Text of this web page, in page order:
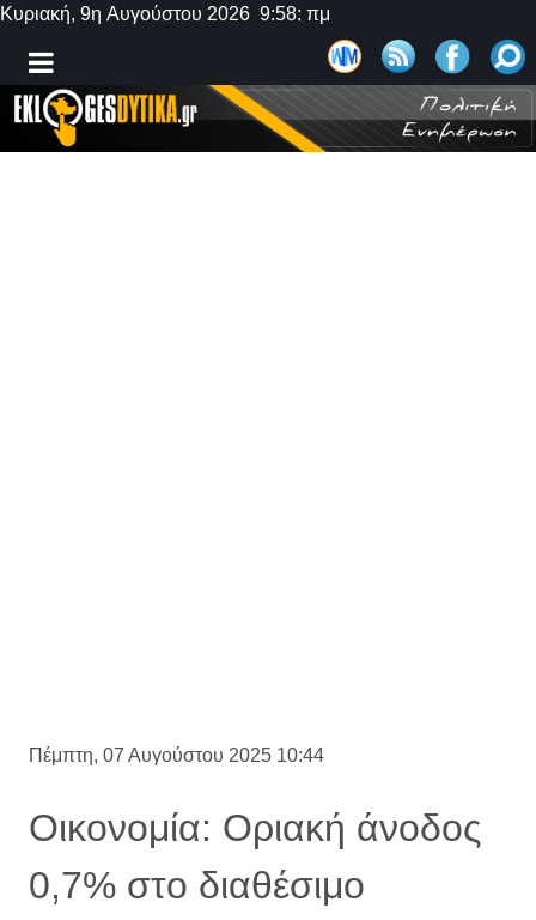
Κυριακή, 9η Αυγούστου 2026 9:58: πμ
Πέμπτη, 07 Αυγούστου 2025 10:44
Οικονομία: Οριακή άνοδος
0,7% στο διαθέσιμο